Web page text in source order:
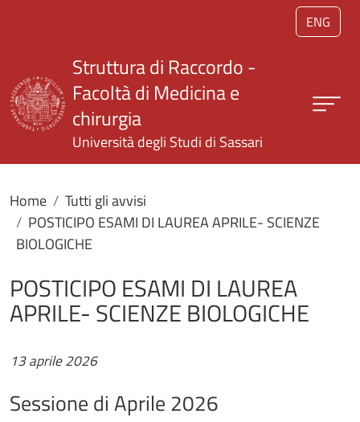
Salta al contenuto principale
ENG
Struttura di Raccordo -
Facoltà di Medicina e
chirurgia
Università degli Studi di Sassari
Home
Tutti gli avvisi
POSTICIPO ESAMI DI LAUREA APRILE- SCIENZE
BIOLOGICHE
POSTICIPO ESAMI DI LAUREA
APRILE- SCIENZE BIOLOGICHE
13 aprile 2026
Sessione di Aprile 2026